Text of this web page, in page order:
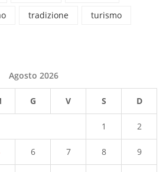
tradizione turismo
Agosto 2026
G V S D
1 2
6 7 8 9